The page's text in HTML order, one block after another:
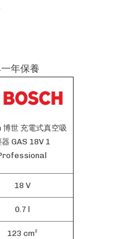
年保養
世 充電式真空吸
器 GAS 18V 1
18 V
0.7 l
123 cm²